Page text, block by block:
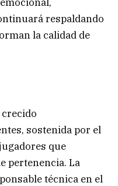
respaldando
la calidad de
sostenida por el
que
pertenencia. La
técnica en el